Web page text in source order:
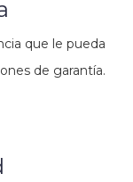
que le pueda
de garantía.